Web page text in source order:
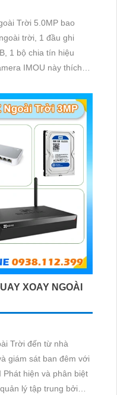
Trời 5.0MP bao
trời, 1 đầu ghi
1 bộ chia tín hiệu
IMOU này thích
XOAY NGOÀI
Trời đến từ nhà
giám sát ban đêm với
Phát hiện và phân biệt
lý tập trung bởi